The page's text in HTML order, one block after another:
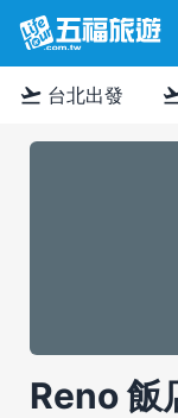
flight_takeoff 台北出發
Reno 飯